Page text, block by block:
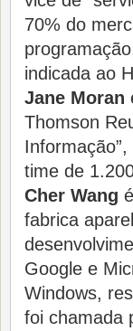
70% do
indicada ao
Jane Moran
Thomson
time de
Cher Wang
fabrica
Google e
Windows,
foi chamada